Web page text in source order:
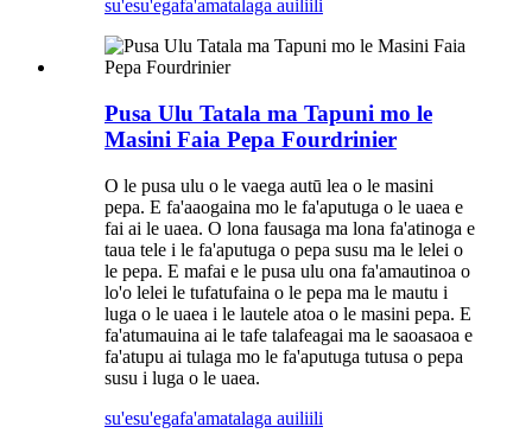
su'esu'egafa'amatalaga auiliili
Pusa Ulu Tatala ma Tapuni mo le
Masini Faia Pepa Fourdrinier
O le pusa ulu o le vaega autū lea o le masini
pepa. E fa'aaogaina mo le fa'aputuga o le uaea e
fai ai le uaea. O lona fausaga ma lona fa'atinoga e
taua tele i le fa'aputuga o pepa susu ma le lelei o
le pepa. E mafai e le pusa ulu ona fa'amautinoa o
lo'o lelei le tufatufaina o le pepa ma le mautu i
luga o le uaea i le lautele atoa o le masini pepa. E
fa'atumauina ai le tafe talafeagai ma le saoasaoa e
fa'atupu ai tulaga mo le fa'aputuga tutusa o pepa
susu i luga o le uaea.
su'esu'egafa'amatalaga auiliili